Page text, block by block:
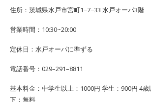
住所：茨城県水戸市宮町1−7−33 水戸オーパ3階
営業時間：10:30~20:00
定休日：水戸オーパに準ずる
電話番号：029–291–8811
基本料金：中学生以上：1000円 学生：900円 4
下：無料